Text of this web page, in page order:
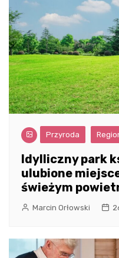
Przyroda
Idylliczny park
ulubione
świeżym
Marcin Orłowski